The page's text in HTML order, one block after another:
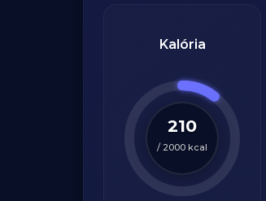
Kalória
210
/ 2000 kcal